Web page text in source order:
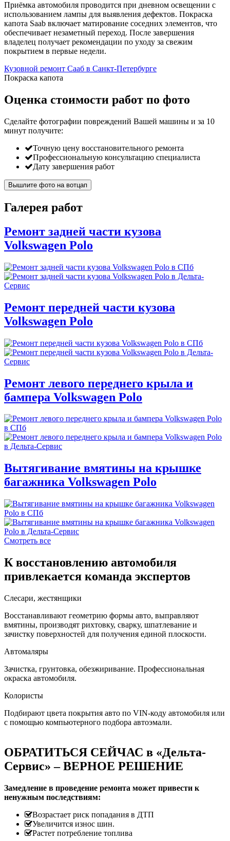
Приёмка автомобиля проводится при дневном освещении с
использованием лампы для выявления дефектов. Покраска
капота Saab включает матирование соседних элементов, что
обеспечивает незаметный переход. После завершения
владелец получает рекомендации по уходу за свежим
покрытием в первые недели.
Кузовной ремонт Сааб в Санкт-Петербурге
Покраска капота
Оценка стоимости работ по фото
Сделайте фотографии повреждений Вашей машины и за 10
минут получите:
Точную цену восстановительного ремонта
Профессиональную консультацию специалиста
Дату завершения работ
Вышлите фото на вотцап
Галерея работ
Ремонт задней части кузова
Volkswagen Polo
Ремонт передней части кузова
Volkswagen Polo
Ремонт левого переднего крыла и
бампера Volkswagen Polo
Вытягивание вмятины на крышке
багажника Volkswagen Polo
Смотреть все
К восстановлению автомобиля
привлекается команда экспертов
Слесари, жестянщики
Восстанавливают геометрию формы авто, выправляют
вмятины, производят рихтовку, сварку, шпатлевание и
зачистку поверхностей для получения единой плоскости.
Автомаляры
Зачистка, грунтовка, обезжиривание. Профессиональная
окраска автомобиля.
Колористы
Подбирают цвета покрытия авто по VIN-коду автомобиля или
с помощью компьютерного подбора автоэмали.
ОБРАТИТЬСЯ СЕЙЧАС в «Дельта-
Сервис» – ВЕРНОЕ РЕШЕНИЕ
Замедление в проведение ремонта может привести к
ненужным последствиям:
Возрастает риск попадания в ДТП
Увеличится износ шин.
Растет потребление топлива